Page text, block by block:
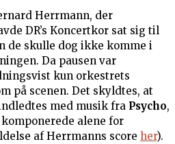
Herrmann, der
DR’s Koncertkor sat sig til
de skulle dog ikke komme i
Da pausen var
kun orkestrets
på scenen. Det skyldtes, at
med musik fra Psycho,
alene for
af Herrmanns score her).